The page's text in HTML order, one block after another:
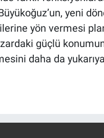
yeni
yön vermesi
güçlü
daha da